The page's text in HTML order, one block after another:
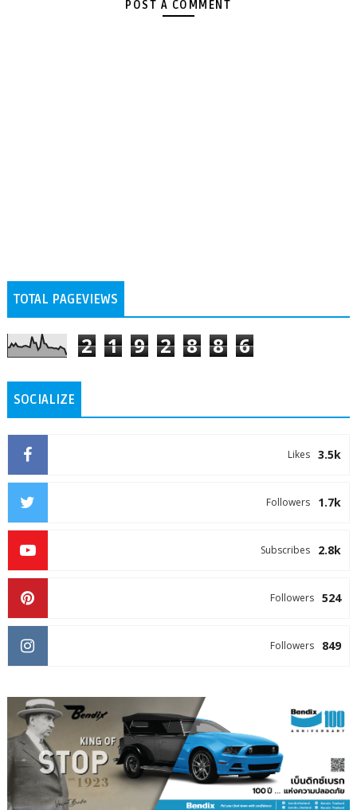
POST A COMMENT
TOTAL PAGEVIEWS
2 1 9 2 8 8 6
SOCIALIZE
3.5k
Likes
1.7k
Followers
2.8k
Subscribes
524
Followers
849
Followers